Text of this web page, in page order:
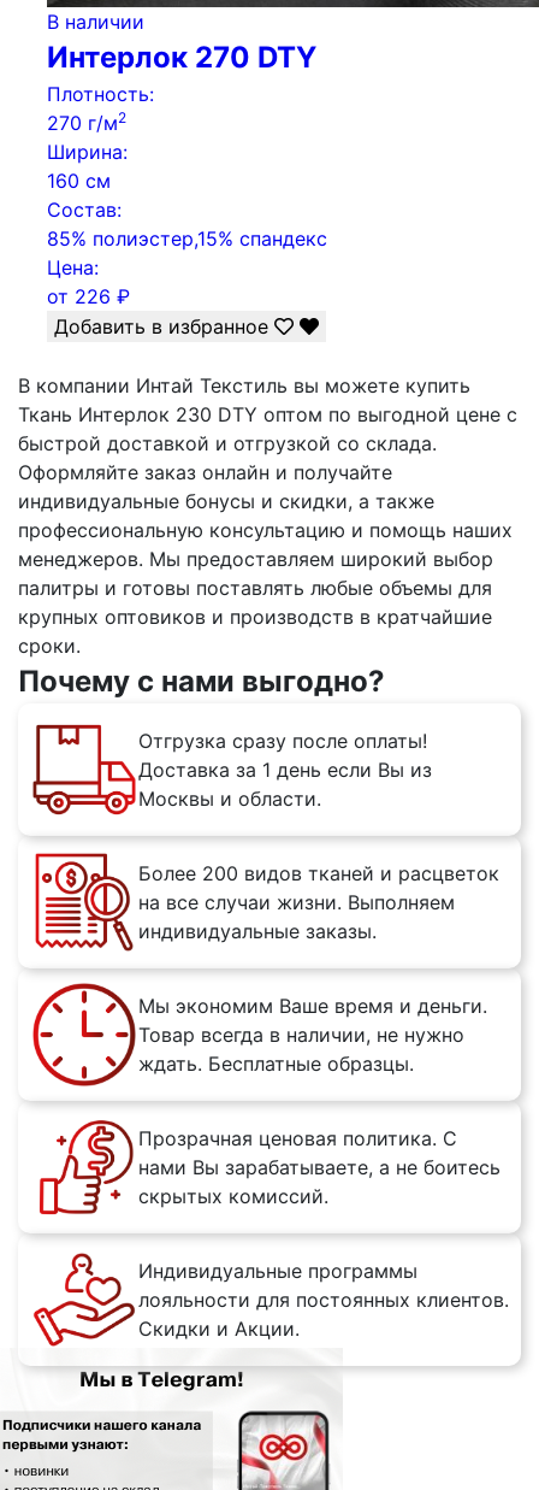
В наличии
Интерлок 270 DTY
Плотность:
270 г/м2
Ширина:
160 см
Состав:
85% полиэстер,15% спандекс
Цена:
от 226 ₽
Добавить в избранное
В компании Интай Текстиль вы можете купить
Ткань Интерлок 230 DTY оптом по выгодной цене с
быстрой доставкой и отгрузкой со склада.
Оформляйте заказ онлайн и получайте
индивидуальные бонусы и скидки, а также
профессиональную консультацию и помощь наших
менеджеров. Мы предоставляем широкий выбор
палитры и готовы поставлять любые объемы для
крупных оптовиков и производств в кратчайшие
сроки.
Почему с нами выгодно?
Отгрузка сразу после оплаты!
Доставка за 1 день если Вы из
Москвы и области.
Более 200 видов тканей и расцветок
на все случаи жизни. Выполняем
индивидуальные заказы.
Мы экономим Ваше время и деньги.
Товар всегда в наличии, не нужно
ждать. Бесплатные образцы.
Прозрачная ценовая политика. С
нами Вы зарабатываете, а не боитесь
скрытых комиссий.
Индивидуальные программы
лояльности для постоянных клиентов.
Скидки и Акции.